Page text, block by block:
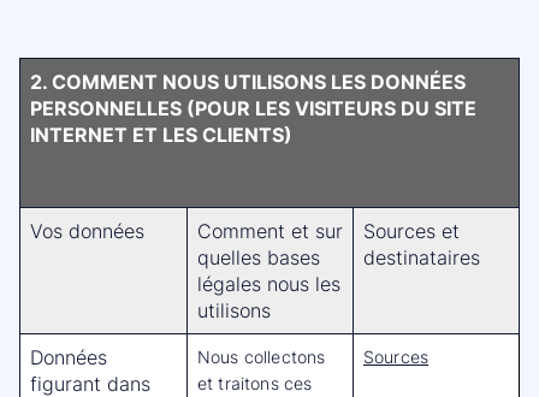
2. COMMENT NOUS UTILISONS LES DONNÉES
PERSONNELLES (POUR LES VISITEURS DU SITE
INTERNET ET LES CLIENTS)
Vos données
Comment et sur
quelles bases
légales nous les
utilisons
Sources et
destinataires
Données
figurant dans
Nous collectons
et traitons ces
Sources